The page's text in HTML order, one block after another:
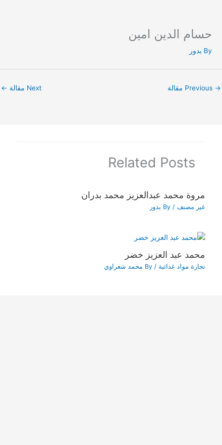
Skip
content
حسام الدين امين
By بدور
→ Next مقالة ←
Related Posts
مروة محمد عبدالعزيز محمد بدران
غير مصنف / By بدور
محمد عبد العزيز خضر
تجارة مواد غذائية / By محمد شعراوي